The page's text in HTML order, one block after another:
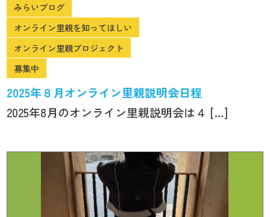
みらいブログ
オンライン里親を知ってほしい
オンライン里親プロジェクト
募集中
2025年８月オンライン里親説明会日程
2025年8月のオンライン里親説明会は４ […]